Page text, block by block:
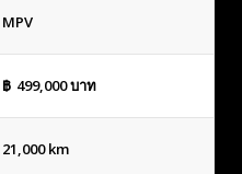
MPV
฿ 499,000บาท
21,000 km